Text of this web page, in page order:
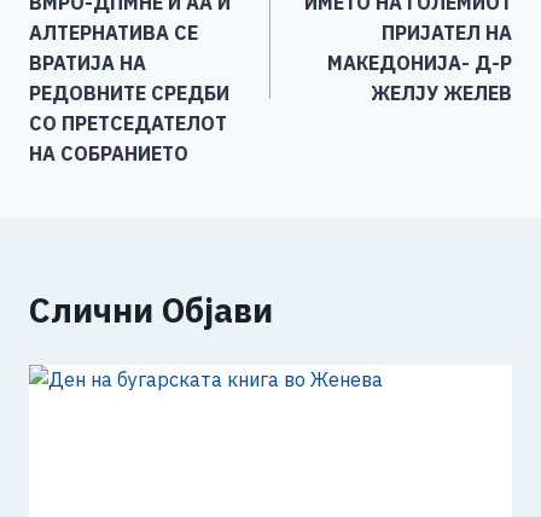
k
напис
АЛТЕРНАТИВА СЕ
ВРАТИЈА НА
РЕДОВНИТЕ СРЕДБИ
СО ПРЕТСЕДАТЕЛОТ
НА СОБРАНИЕТО
ПРИЈАТЕЛ НА
МАКЕДОНИЈА- Д-Р
ЖЕЛЈУ ЖЕЛЕВ
Слични Објави